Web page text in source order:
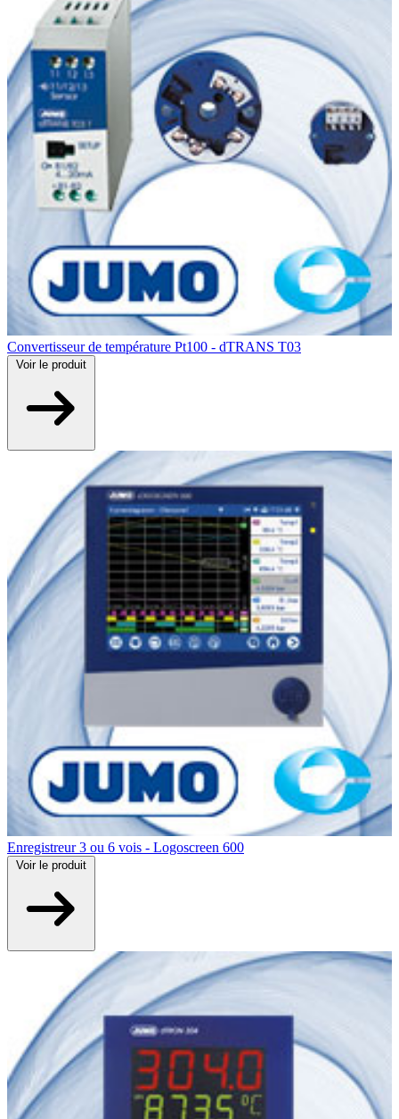
Convertisseur de température Pt100 - dTRANS T03
Voir le produit
Enregistreur 3 ou 6 vois - Logoscreen 600
Voir le produit